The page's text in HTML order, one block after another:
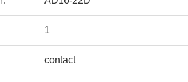
1
contact